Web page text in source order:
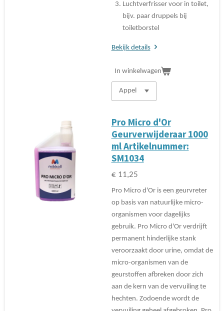
Luchtverfrisser voor in toilet,
bijv. paar druppels bij
toiletborstel
Bekijk details
In winkelwagen
Pro Micro d'Or
Geurverwijderaar 1000
ml Artikelnummer:
SM1034
€ 11,25
Pro Micro d'Or is een geurvreter
op basis van natuurlijke micro-
organismen voor dagelijks
gebruik. Pro Micro d'Or verdrijft
permanent hinderlijke stank
veroorzaakt door urine, omdat de
micro-organismen van de
geurstoffen afbreken door zich
aan de kern van de vervuiling te
hechten. Zodoende wordt de